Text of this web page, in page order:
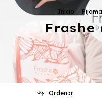
Inicio .
Ordenar